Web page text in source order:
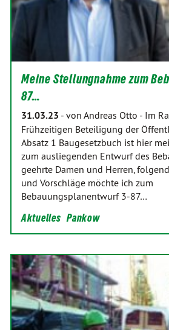
Meine Stellungnahme zum
87…
31.03.23 - von Andreas Otto - Im
Frühzeitigen Beteiligung der
Absatz 1 Baugesetzbuch ist hier
zum ausliegenden Entwurf des
geehrte Damen und Herren,
und Vorschläge möchte ich zum
Bebauungsplanentwurf 3-87…
Aktuelles Pankow